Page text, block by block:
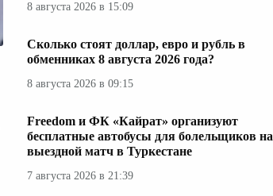
8 августа 2026 в 15:09
Сколько стоят доллар, евро и рубль в
обменниках 8 августа 2026 года?
8 августа 2026 в 09:15
Freedom и ФК «Кайрат» организуют
бесплатные автобусы для болельщиков на
выездной матч в Туркестане
7 августа 2026 в 21:39